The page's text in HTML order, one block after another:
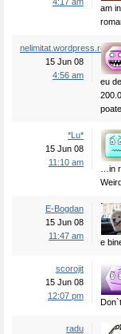
am
nelimitat.wordpress.ro
15 Jun 08
4:56 am
eu
*Lu*
15 Jun 08
11:10 am
…in
E-Bogdan
15 Jun 08
11:47 am
e
scorojit
15 Jun 08
12:07 pm
radu